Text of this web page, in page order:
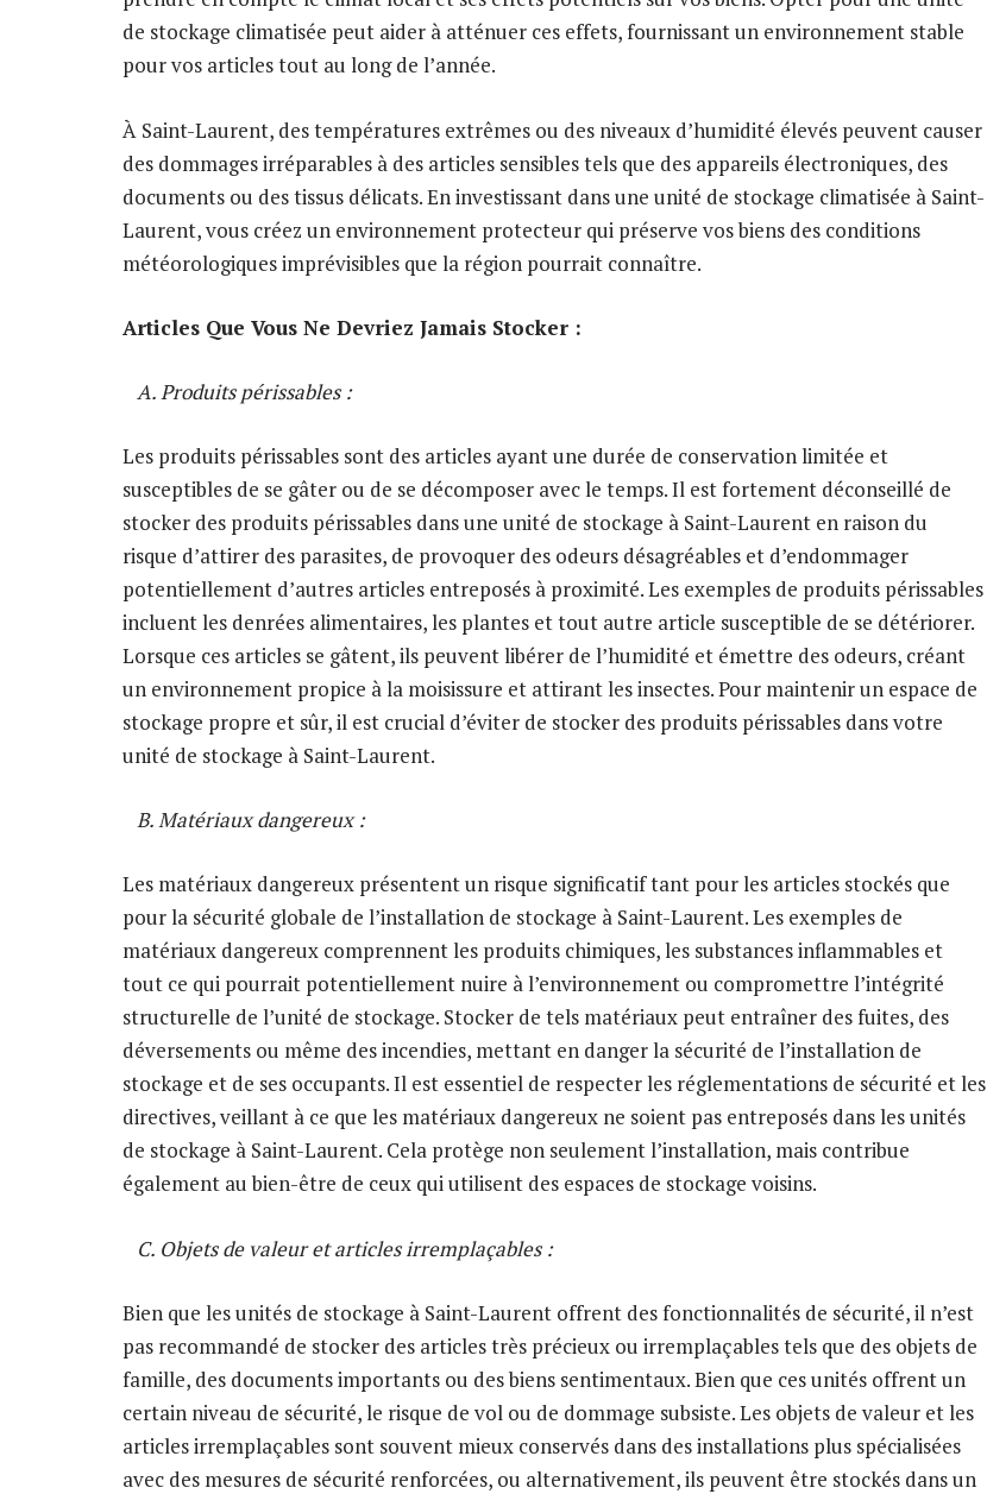
de stockage climatisée peut aider à atténuer ces effets, fournissant un environnement stable
pour vos articles tout au long de l’année.
À Saint-Laurent, des températures extrêmes ou des niveaux d’humidité élevés peuvent causer
des dommages irréparables à des articles sensibles tels que des appareils électroniques, des
documents ou des tissus délicats. En investissant dans une unité de stockage climatisée à Saint-
Laurent, vous créez un environnement protecteur qui préserve vos biens des conditions
météorologiques imprévisibles que la région pourrait connaître.
Articles Que Vous Ne Devriez Jamais Stocker :
A. Produits périssables :
Les produits périssables sont des articles ayant une durée de conservation limitée et
susceptibles de se gâter ou de se décomposer avec le temps. Il est fortement déconseillé de
stocker des produits périssables dans une unité de stockage à Saint-Laurent en raison du
risque d’attirer des parasites, de provoquer des odeurs désagréables et d’endommager
potentiellement d’autres articles entreposés à proximité. Les exemples de produits périssables
incluent les denrées alimentaires, les plantes et tout autre article susceptible de se détériorer.
Lorsque ces articles se gâtent, ils peuvent libérer de l’humidité et émettre des odeurs, créant
un environnement propice à la moisissure et attirant les insectes. Pour maintenir un espace de
stockage propre et sûr, il est crucial d’éviter de stocker des produits périssables dans votre
unité de stockage à Saint-Laurent.
B. Matériaux dangereux :
Les matériaux dangereux présentent un risque significatif tant pour les articles stockés que
pour la sécurité globale de l’installation de stockage à Saint-Laurent. Les exemples de
matériaux dangereux comprennent les produits chimiques, les substances inflammables et
tout ce qui pourrait potentiellement nuire à l’environnement ou compromettre l’intégrité
structurelle de l’unité de stockage. Stocker de tels matériaux peut entraîner des fuites, des
déversements ou même des incendies, mettant en danger la sécurité de l’installation de
stockage et de ses occupants. Il est essentiel de respecter les réglementations de sécurité et les
directives, veillant à ce que les matériaux dangereux ne soient pas entreposés dans les unités
de stockage à Saint-Laurent. Cela protège non seulement l’installation, mais contribue
également au bien-être de ceux qui utilisent des espaces de stockage voisins.
C. Objets de valeur et articles irremplaçables :
Bien que les unités de stockage à Saint-Laurent offrent des fonctionnalités de sécurité, il n’est
pas recommandé de stocker des articles très précieux ou irremplaçables tels que des objets de
famille, des documents importants ou des biens sentimentaux. Bien que ces unités offrent un
certain niveau de sécurité, le risque de vol ou de dommage subsiste. Les objets de valeur et les
articles irremplaçables sont souvent mieux conservés dans des installations plus spécialisées
avec des mesures de sécurité renforcées, ou alternativement, ils peuvent être stockés dans un